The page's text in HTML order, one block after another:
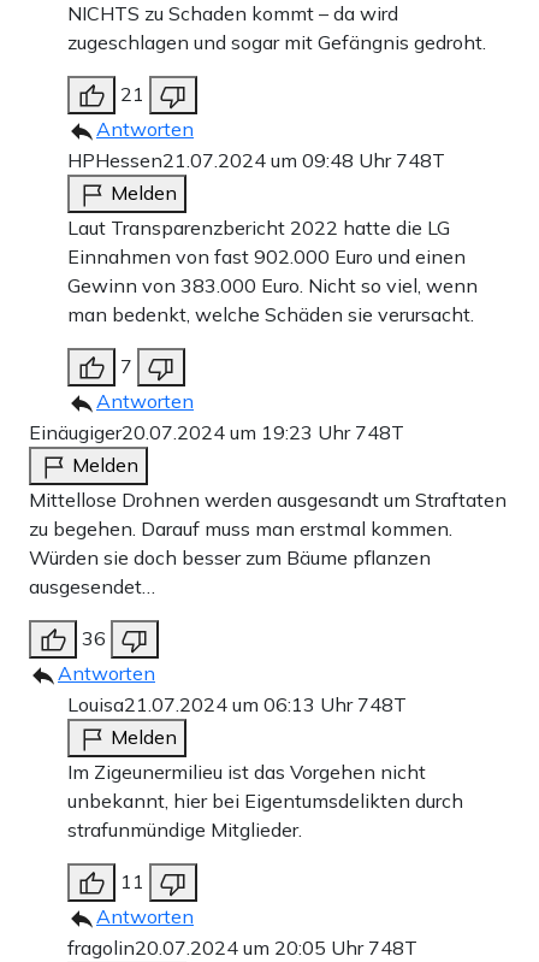
NICHTS zu Schaden kommt – da wird
zugeschlagen und sogar mit Gefängnis gedroht.
21
Antworten
HPHessen21.07.2024 um 09:48 Uhr 748T
Melden
Laut Transparenzbericht 2022 hatte die LG
Einnahmen von fast 902.000 Euro und einen
Gewinn von 383.000 Euro. Nicht so viel, wenn
man bedenkt, welche Schäden sie verursacht.
7
Antworten
Einäugiger20.07.2024 um 19:23 Uhr 748T
Melden
Mittellose Drohnen werden ausgesandt um Straftaten
zu begehen. Darauf muss man erstmal kommen.
Würden sie doch besser zum Bäume pflanzen
ausgesendet…
36
Antworten
Louisa21.07.2024 um 06:13 Uhr 748T
Melden
Im Zigeunermilieu ist das Vorgehen nicht
unbekannt, hier bei Eigentumsdelikten durch
strafunmündige Mitglieder.
11
Antworten
fragolin20.07.2024 um 20:05 Uhr 748T